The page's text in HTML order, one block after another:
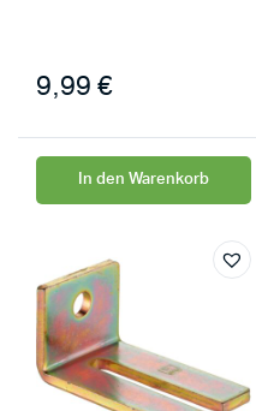
9,99 €
In den Warenkorb